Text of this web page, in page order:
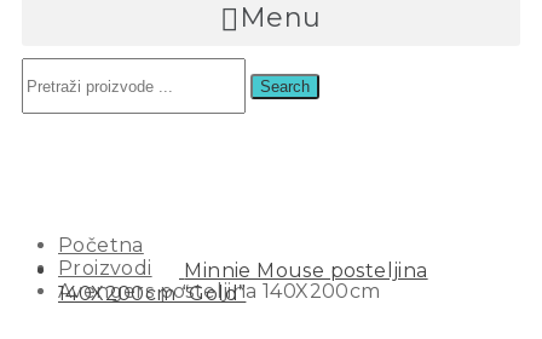
Menu
Search
Početna
Proizvodi
Avengers posteljina 140X200cm
Minnie Mouse posteljina
140X200cm “Gold”